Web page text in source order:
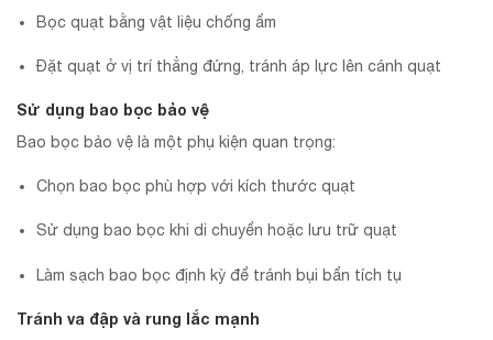
Bọc quạt bằng vật liệu chống ẩm
Đặt quạt ở vị trí thẳng đứng, tránh áp lực lên cánh quạt
Sử dụng bao bọc bảo vệ
Bao bọc bảo vệ là một phụ kiện quan trọng:
Chọn bao bọc phù hợp với kích thước quạt
Sử dụng bao bọc khi di chuyển hoặc lưu trữ quạt
Làm sạch bao bọc định kỳ để tránh bụi bẩn tích tụ
Tránh va đập và rung lắc mạnh